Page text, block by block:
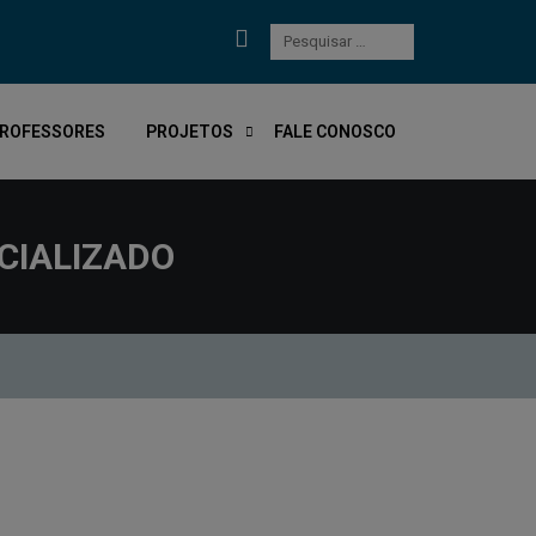
PROJETOS FALE CONOSCO